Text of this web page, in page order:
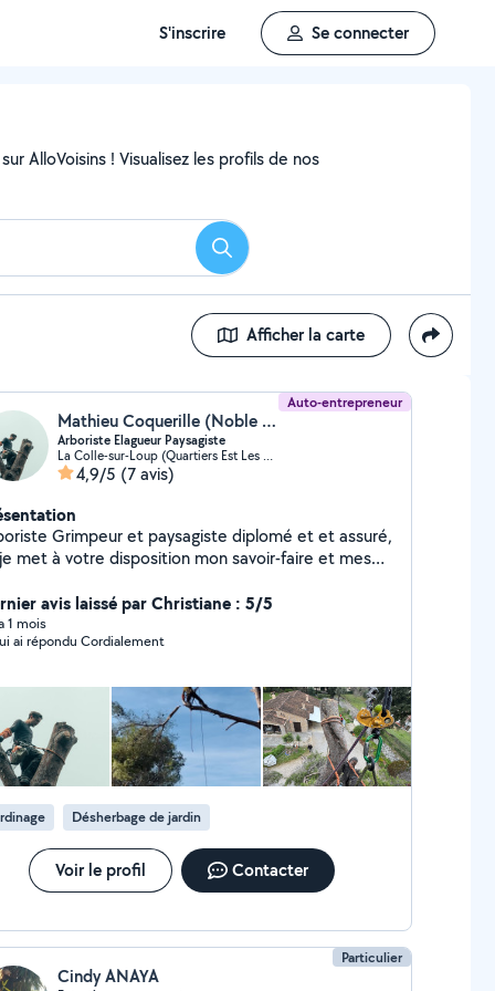
S'inscrire Se connecter
AlloVoisins ! Visualisez les profils de nos
Rechercher
Afficher la carte
Auto-entrepreneur
Mathieu Coquerille (Noble Elagage)
Arboriste Elagueur Paysagiste
La Colle-sur-Loup (Quartiers Est Les Salettes-Les Campons)
4,9/5 (7 avis)
Grimpeur et paysagiste diplomé et et assuré,
met à votre disposition mon savoir-faire et mes
le respect de leur équilibre. Prestation rapides et
devis et déplacements gratuits ! Je fais
bénéficier du crédit d'impôt à mes clients,
les prestations rapides
soignées. Bien à vous !
avis laissé par Christiane : 5/5
1 mois
ai répondu Cordialement
Désherbage de jardin
Voir le profil Contacter
Particulier
Cindy ANAYA